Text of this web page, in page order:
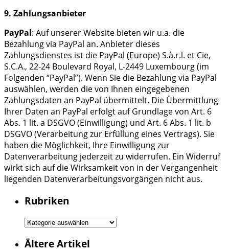
9. Zahlungsanbieter
PayPal: Auf unserer Website bieten wir u.a. die
Bezahlung via PayPal an. Anbieter dieses
Zahlungsdienstes ist die PayPal (Europe) S.à.r.l. et Cie,
S.C.A., 22-24 Boulevard Royal, L-2449 Luxembourg (im
Folgenden “PayPal”). Wenn Sie die Bezahlung via PayPal
auswählen, werden die von Ihnen eingegebenen
Zahlungsdaten an PayPal übermittelt. Die Übermittlung
Ihrer Daten an PayPal erfolgt auf Grundlage von Art. 6
Abs. 1 lit. a DSGVO (Einwilligung) und Art. 6 Abs. 1 lit. b
DSGVO (Verarbeitung zur Erfüllung eines Vertrags). Sie
haben die Möglichkeit, Ihre Einwilligung zur
Datenverarbeitung jederzeit zu widerrufen. Ein Widerruf
wirkt sich auf die Wirksamkeit von in der Vergangenheit
liegenden Datenverarbeitungsvorgängen nicht aus.
Rubriken
Rubriken
Ältere Artikel